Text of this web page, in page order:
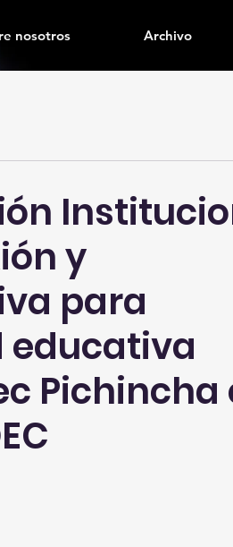
nosotros Archivo
y
para
educativa
Pichincha